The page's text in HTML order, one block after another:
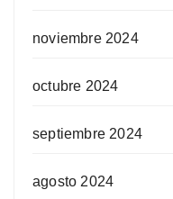
noviembre 2024
octubre 2024
septiembre 2024
agosto 2024